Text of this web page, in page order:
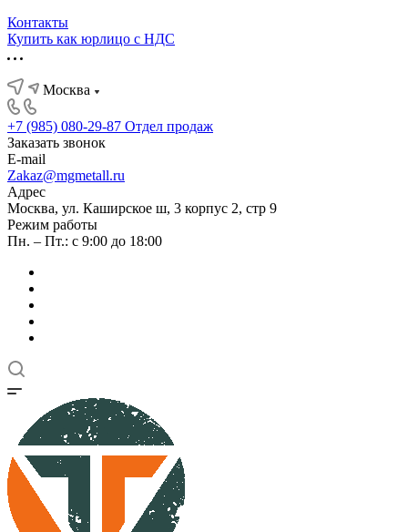
Контакты
Купить как юрлицо с НДС
Москва
+7 (985) 080-29-87 Отдел продаж
Заказать звонок
E-mail
Zakaz@mgmetall.ru
Адрес
Москва, ул. Каширское ш, 3 корпус 2, стр 9
Режим работы
Пн. – Пт.: с 9:00 до 18:00